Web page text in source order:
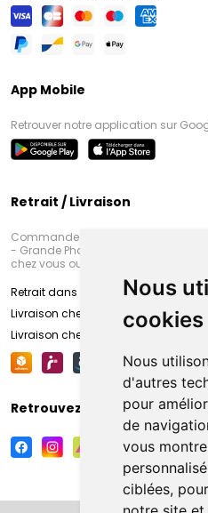
Nous
cookies
Nous
d'autres
pour
de
vous
ciblées,
App Mobile
Retrouver notre application sur
Retrait / Livraison
Commandez en ligne et venez
- Grande Pharmacie d’Amiens
chez vous ou en point retrait
Retrait dans la pharmacie d’Amiens
Livraison chez vous
Livraison chez votre commerçant
Retrouvez-nous sur vos